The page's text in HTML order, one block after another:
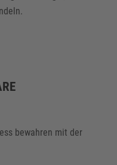
bewahren mit der